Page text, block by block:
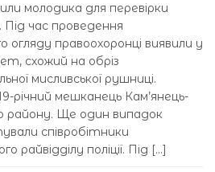
молодика для перевірки
Під час проведення
огляду правоохоронці виявили у
схожий на обріз
мисливської рушниці.
річний мешканець Кам’янець-
району. Ще один випадок
співробітники
райвідділу поліції. Під […]